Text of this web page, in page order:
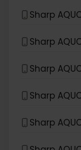
Sharp
Sharp
Sharp
Sharp
Sharp